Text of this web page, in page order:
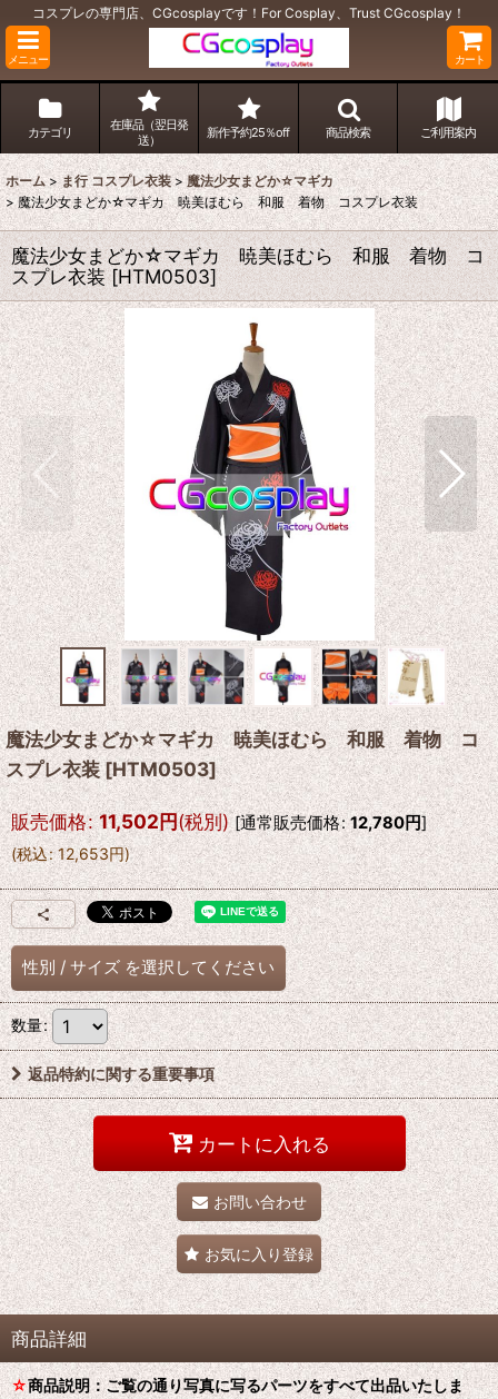
コスプレの専門店、CGcosplayです！For Cosplay、Trust CGcosplay！
メニュー カート
カテゴリ
在庫品（翌日発
送）
新作予約25％off 商品検索 ご利用案内
ホーム > ま行 コスプレ衣装 > 魔法少女まどか☆マギカ
> 魔法少女まどか☆マギカ 暁美ほむら 和服 着物 コスプレ衣装
魔法少女まどか☆マギカ 暁美ほむら 和服 着物 コ
スプレ衣装 [HTM0503]
魔法少女まどか☆マギカ 暁美ほむら 和服 着物 コ
スプレ衣装[HTM0503]
販売価格: 11,502円(税別) [通常販売価格: 12,780円]
(税込: 12,653円)
性別 / サイズ を選択してください
数量:
返品特約に関する重要事項
カートに入れる
お問い合わせ
お気に入り登録
商品詳細
☆商品説明：ご覧の通り写真に写るパーツをすべて出品いたしま